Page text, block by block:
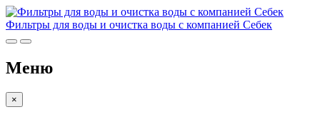
Фильтры для воды и очистка воды с компанией Себек
Меню
×